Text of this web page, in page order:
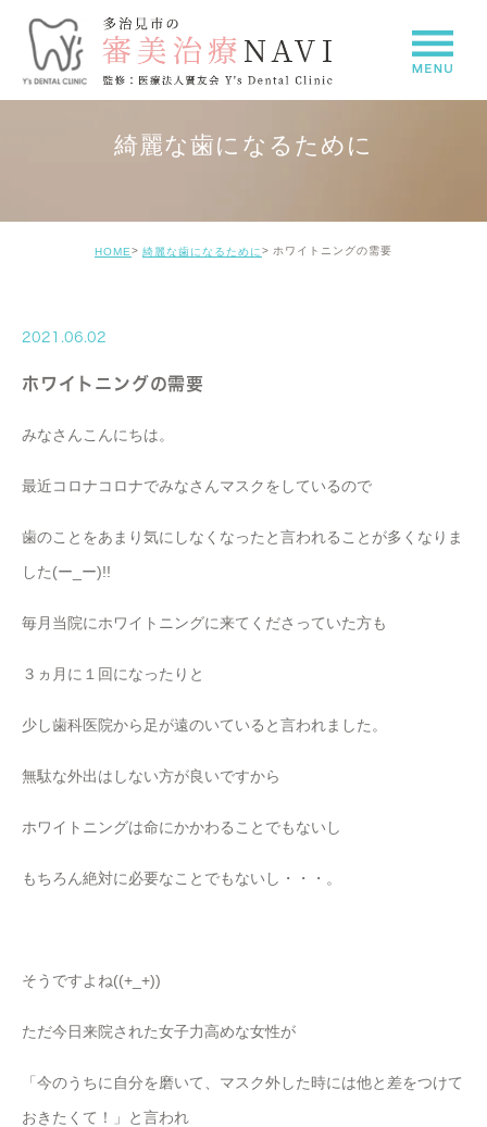
綺麗な歯になるために
HOME 綺麗な歯になるために ホワイトニングの需要
2021.06.02
ホワイトニングの需要
みなさんこんにちは。
最近コロナコロナでみなさんマスクをしているので
歯のことをあまり気にしなくなったと言われることが多くなりま
した(ー_ー)!!
毎月当院にホワイトニングに来てくださっていた方も
３ヵ月に１回になったりと
少し歯科医院から足が遠のいていると言われました。
無駄な外出はしない方が良いですから
ホワイトニングは命にかかわることでもないし
もちろん絶対に必要なことでもないし・・・。
そうですよね((+_+))
ただ今日来院された女子力高めな女性が
「今のうちに自分を磨いて、マスク外した時には他と差をつけて
おきたくて！」と言われ